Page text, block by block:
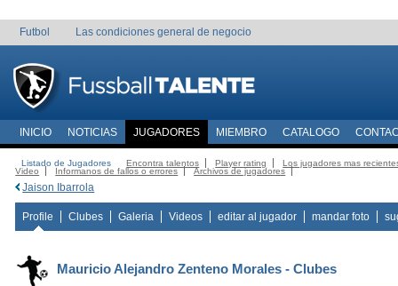
Futbol Las condiciones general de negocio
INICIO NOTICIAS JUGADORES MIEMBRO CATALOGO
Listado de Jugadores Encontra talentos Player rating
Los jugadores mas
Video
Informanos de fallos o errores Archivos de jugadores
Jaison Ibarrola
Profile Clubes Galeria Videos editar al jugador mandar foto
Mauricio Alejandro Zenteno Morales - Clubes